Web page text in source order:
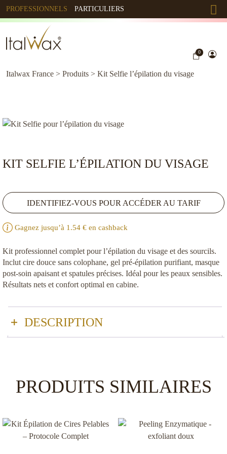
PROFESSIONNELS PARTICULIERS
0
Italwax France > Produits > Kit Selfie l’épilation du visage
KIT SELFIE L’ÉPILATION DU VISAGE
IDENTIFIEZ-VOUS POUR ACCÉDER AU TARIF
Gagnez jusqu’à 1.54 € en cashback
Kit professionnel complet pour l’épilation du visage et des sourcils.
Inclut cire douce sans colophane, gel pré-épilation purifiant, masque
post-soin apaisant et spatules précises. Idéal pour les peaux sensibles.
Résultats nets et confort optimal en cabine.
DESCRIPTION
visage. Ce kit haute performance offre une combinaison optimale
deproduits techniqueset d’accessoires dédiés pour un travail
Contenu du kit :
PRODUITS SIMILAIRES